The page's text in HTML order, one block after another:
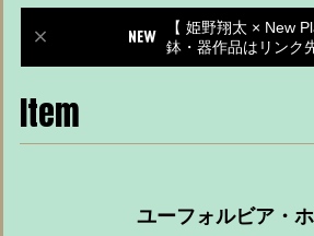
【 姫野翔太 × New
鉢・器作品はリンク
Item
ユーフォルビア・